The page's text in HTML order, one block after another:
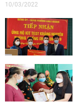
10/03/2022